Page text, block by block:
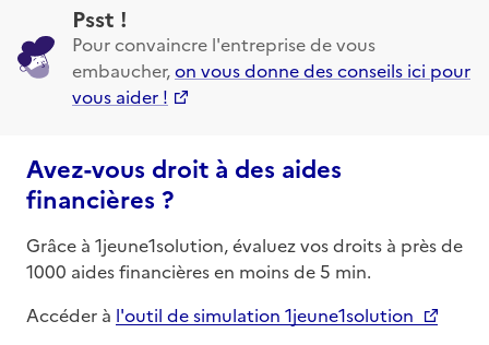
Psst !
Pour convaincre l'entreprise de vous
embaucher,on vous donne des conseils ici pour
vous aider !
Avez-vous droit à des aides
financières ?
Grâce à 1jeune1solution, évaluez vos droits à près de
1000 aides financières en moins de 5 min.
Accéder à l'outil de simulation 1jeune1solution